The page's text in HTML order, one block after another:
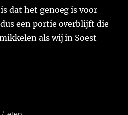
dat het genoeg is voor
een portie overblijft die
als wij in Soest
Tags